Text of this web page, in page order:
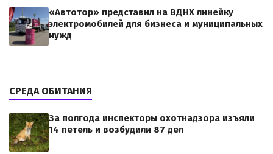
«Автотор» представил на ВДНХ линейку
электромобилей для бизнеса и муниципальных
нужд
СРЕДА ОБИТАНИЯ
За полгода инспекторы охотнадзора изъяли
14 петель и возбудили 87 дел